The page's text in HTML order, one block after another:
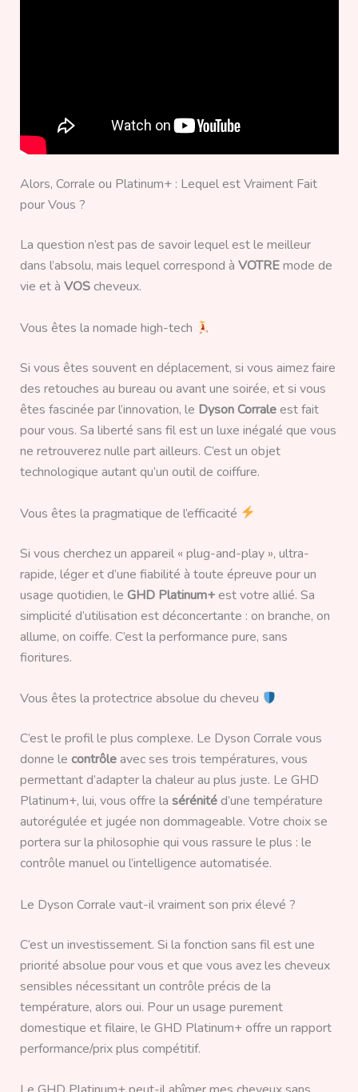
Alors, Corrale ou Platinum+ : Lequel est Vraiment Fait
pour Vous ?
La question n’est pas de savoir lequel est le meilleur
dans l’absolu, mais lequel correspond à VOTREmode de
vie et à VOScheveux.
Vous êtes la nomade high-tech
Si vous êtes souvent en déplacement, si vous aimez faire
des retouches au bureau ou avant une soirée, et si vous
êtes fascinée par l’innovation, le Dyson Corraleest fait
pour vous. Sa liberté sans fil est un luxe inégalé que vous
ne retrouverez nulle part ailleurs. C’est un objet
technologique autant qu’un outil de coiffure.
Vous êtes la pragmatique de l’efficacité
Si vous cherchez un appareil « plug-and-play », ultra-
rapide, léger et d’une fiabilité à toute épreuve pour un
usage quotidien, le GHD Platinum+est votre allié. Sa
simplicité d’utilisation est déconcertante : on branche, on
allume, on coiffe. C’est la performance pure, sans
fioritures.
Vous êtes la protectrice absolue du cheveu
C’est le profil le plus complexe. Le Dyson Corrale vous
donne le contrôleavec ses trois températures, vous
permettant d’adapter la chaleur au plus juste. Le GHD
Platinum+, lui, vous offre la sérénitéd’une température
autorégulée et jugée non dommageable. Votre choix se
portera sur la philosophie qui vous rassure le plus : le
contrôle manuel ou l’intelligence automatisée.
Le Dyson Corrale vaut-il vraiment son prix élevé ?
C’est un investissement. Si la fonction sans fil est une
priorité absolue pour vous et que vous avez les cheveux
sensibles nécessitant un contrôle précis de la
température, alors oui. Pour un usage purement
domestique et filaire, le GHD Platinum+ offre un rapport
performance/prix plus compétitif.